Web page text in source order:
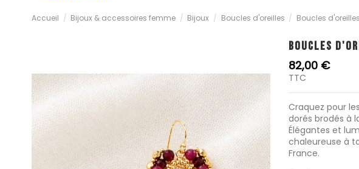
Accueil Bijoux & accessoires femme Bijoux Boucles d'oreilles Boucles
BOUCLES
82,00 €
TTC
Craquez pour
dorés brodés à
Élégantes et
chaleureuse à
France.